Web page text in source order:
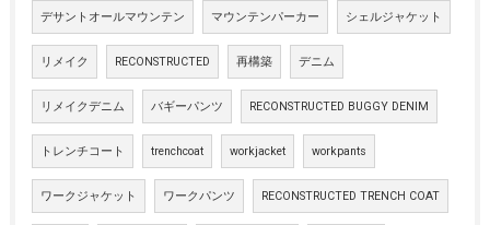
デサントオールマウンテン マウンテンパーカー シェルジャケット
リメイク RECONSTRUCTED 再構築 デニム
リメイクデニム バギーパンツ RECONSTRUCTED BUGGY DENIM
トレンチコート trenchcoat workjacket workpants
ワークジャケット ワークパンツ RECONSTRUCTED TRENCH COAT